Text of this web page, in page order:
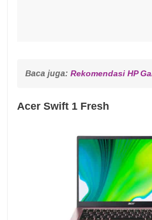
Baca juga: Rekomendasi HP
Acer Swift 1 Fresh